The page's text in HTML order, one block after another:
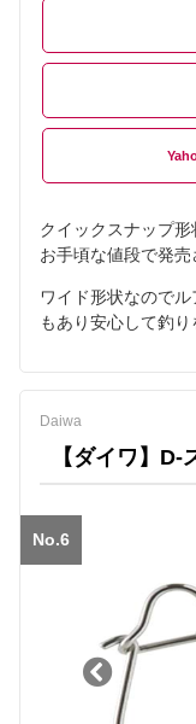
クイックスナップ形
お手頃な値段で発売
ワイド形状なので
もあり安心して釣り
Daiwa
【ダイワ】D-
No.6